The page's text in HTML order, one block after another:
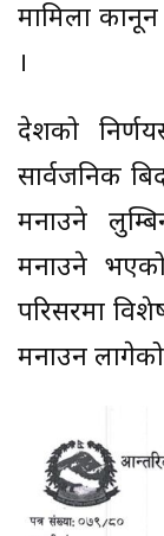
मामिला
।
प्रदेशको
सार्वजनिक
मनाउने
मनाउने
परिसरमा
मनाउन लागेको